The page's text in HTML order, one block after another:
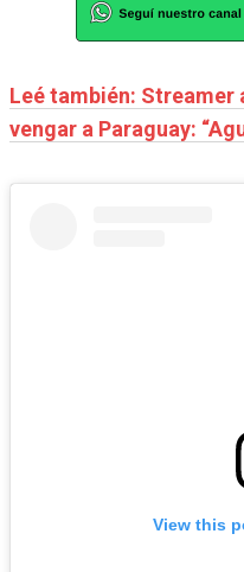
Leé también: Streamer
vengar a Paraguay:
View this